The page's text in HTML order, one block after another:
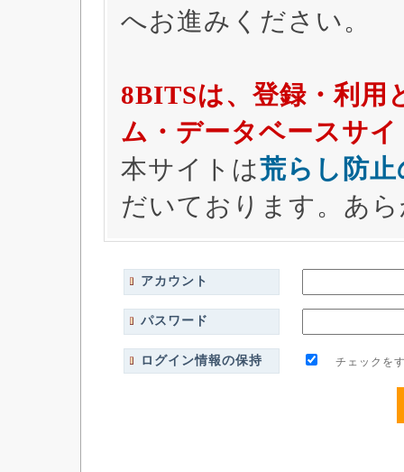
へお進みください。
8BITSは、登録・利用
ム・データベースサ
本サイトは荒らし防
だいております。あ
アカウント
パスワード
ログイン情報の保持 チェックをす